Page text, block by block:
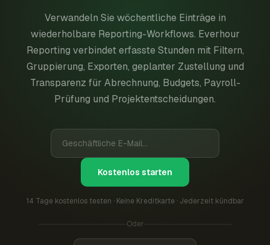
Verwandeln Sie wöchentliche Einträge in
wiederholbare Reporting-Workflows. Everhour
Reporting verbindet erfasste Stunden mit Filtern,
Gruppierung, Exporten, geplanter Zustellung und
Transparenz für Abrechnung, Budgets, Payroll-
Prüfung und Projektentscheidungen.
Kostenlos starten
14 Tage kostenlos testen · Keine Kreditkarte · Jederzeit kündbar
Oder